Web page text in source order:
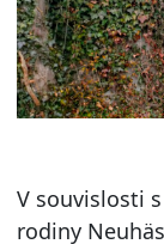
V souvislosti
rodiny